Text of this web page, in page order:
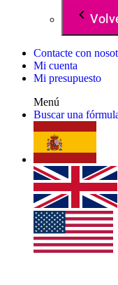
Contacte con
Mi cuenta
Mi presupuesto
Menú
Buscar una